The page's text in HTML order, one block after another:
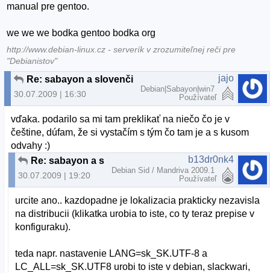
manual pre gentoo.
we we we bodka gentoo bodka org
http://www.debian-linux.cz - serverík v zrozumiteľnej reči pre
"Debianistov"
Re: sabayon a slovenčina
30.07.2009 | 16:30
jajo
Debian|Sabayon|win7
Používateľ
vďaka. podarilo sa mi tam preklikať na niečo čo je v
češtine, dúfam, že si vystačím s tým čo tam je a s kusom
odvahy :)
Re: sabayon a slovenčina
30.07.2009 | 19:20
b13dr0nk4
Debian Sid / Mandriva 2009.1
Používateľ
urcite ano.. kazdopadne je lokalizacia prakticky nezavisla
na distribucii (klikatka urobia to iste, co ty teraz prepise v
konfiguraku).
teda napr. nastavenie LANG=sk_SK.UTF-8 a
LC_ALL=sk_SK.UTF8 urobi to iste v debian, slackwari,